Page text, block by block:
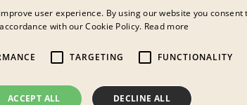
user experience. By using our website you consent
with our Cookie Policy. Read more
TARGETING FUNCTIONALITY
ACCEPT ALL DECLINE ALL